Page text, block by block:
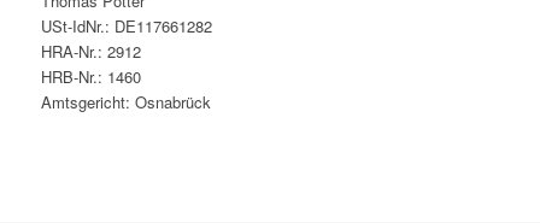
USt-IdNr.: DE117661282
HRA-Nr.: 2912
HRB-Nr.: 1460
Amtsgericht: Osnabrück